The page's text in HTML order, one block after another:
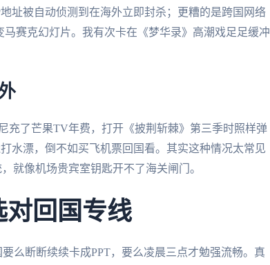
址被自动侦测到在海外立即封杀；更糟的是跨国网络
赛克幻灯片。我有次卡在《梦华录》高潮戏足足缓冲
充了芒果TV年费，打开《披荆斩棘》第三季时照样弹
水漂，倒不如买飞机票回国看。其实这种情况太常见
像机场贵宾室钥匙开不了海关闸门。
对回国专线
么断断续续卡成PPT，要么凌晨三点才勉强流畅。真